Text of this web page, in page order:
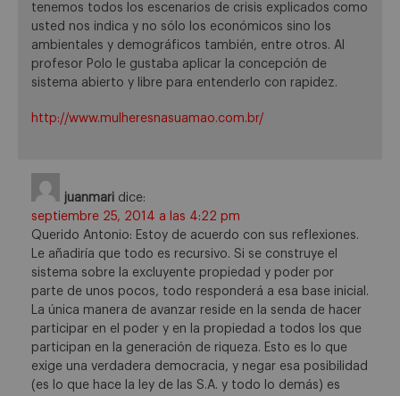
tenemos todos los escenarios de crisis explicados como
usted nos indica y no sólo los económicos sino los
ambientales y demográficos también, entre otros. Al
profesor Polo le gustaba aplicar la concepción de
sistema abierto y libre para entenderlo con rapidez.
http://www.mulheresnasuamao.com.br/
juanmari dice:
septiembre 25, 2014 a las 4:22 pm
Querido Antonio: Estoy de acuerdo con sus reflexiones.
Le añadiría que todo es recursivo. Si se construye el
sistema sobre la excluyente propiedad y poder por
parte de unos pocos, todo responderá a esa base inicial.
La única manera de avanzar reside en la senda de hacer
participar en el poder y en la propiedad a todos los que
participan en la generación de riqueza. Esto es lo que
exige una verdadera democracia, y negar esa posibilidad
(es lo que hace la ley de las S.A. y todo lo demás) es